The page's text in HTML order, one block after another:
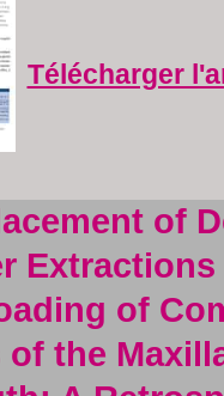
Télécharger
of
Extractions
of
the